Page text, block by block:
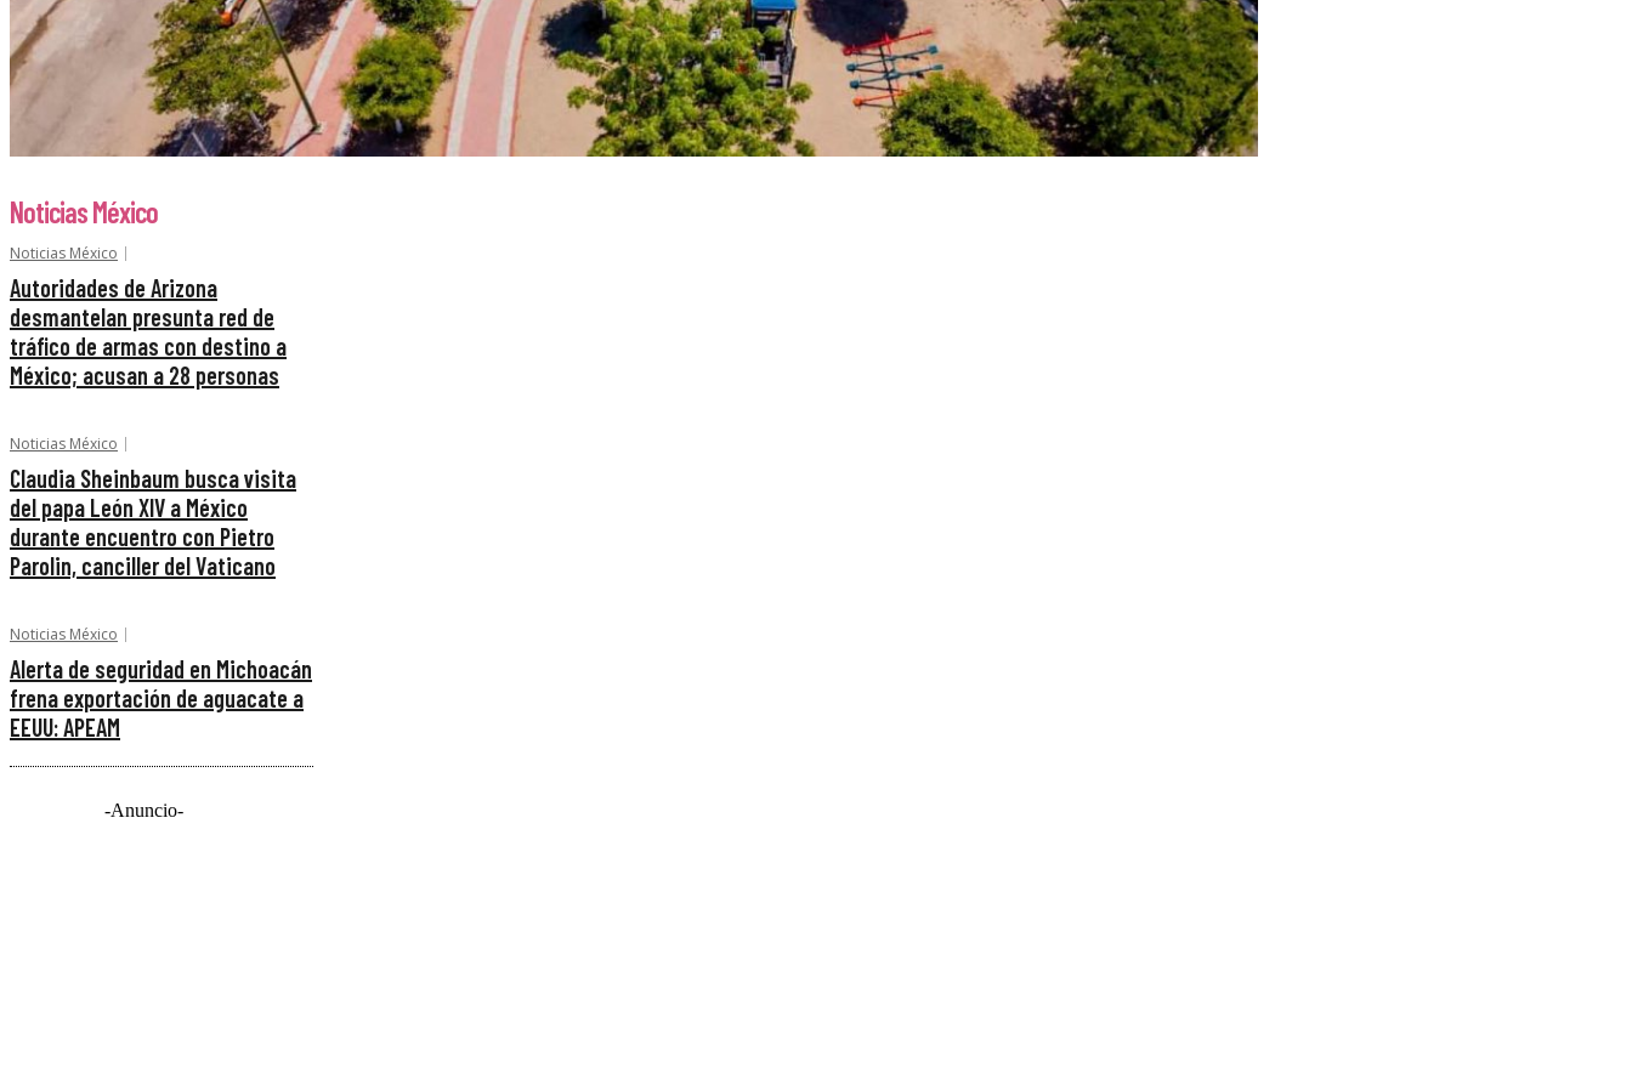
Noticias México
Noticias México
Autoridades de Arizona
desmantelan presunta red de
tráfico de armas con destino a
México; acusan a 28 personas
Noticias México
Claudia Sheinbaum busca visita
del papa León XIV a México
durante encuentro con Pietro
Parolin, canciller del Vaticano
Noticias México
Alerta de seguridad en Michoacán
frena exportación de aguacate a
EEUU: APEAM
-Anuncio-